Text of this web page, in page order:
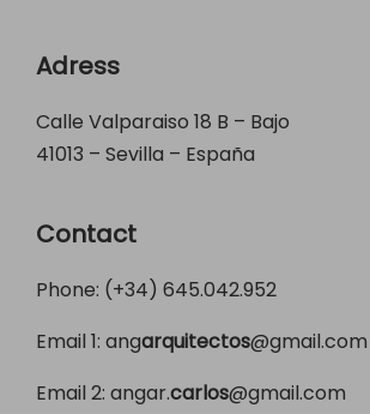
Adress
Calle Valparaiso 18 B – Bajo
41013 – Sevilla – España
Contact
Phone: (+34) 645.042.952
Email 1: angarquitectos@gmail.com
Email 2: angar.carlos@gmail.com